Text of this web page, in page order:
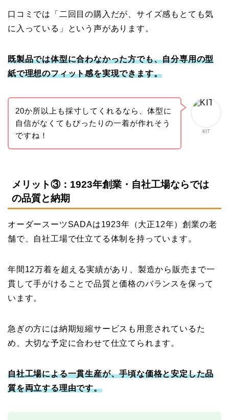
口コミでは「二回目の購入だが、サイズ感もとても気
に入っている」という声があります。
既製品では体型に合わなかった方でも、自分専用の型
紙で理想のフィット感を実現できます。
KIT
20か所以上も採寸してくれるなら、体型に
自信がなくてもぴったりの一着が作れそう
ですね！
メリット③：1923年創業・自社工場ならでは
の品質と納期
オーダースーツSADAは1923年（大正12年）創業の老
舗で、自社工場で仕立てる体制を持っています。
年間12万着を超える実績があり、製造から販売まで一
貫して手がけることで品質と価格のバランスを保って
います。
急ぎの方には納期短縮サービスも用意されているた
め、大切な予定に合わせて仕立てられます。
自社工場による一貫生産が、手頃な価格と安定した品
質を両立する理由です。